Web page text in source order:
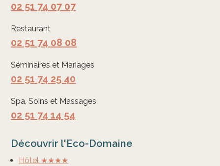
02 51 74 07 07
Restaurant
02 51 74 08 08
Séminaires et Mariages
02 51 74 25 40
Spa, Soins et Massages
02 51 74 14 54
Découvrir l'Eco-Domaine
Hôtel ★★★★